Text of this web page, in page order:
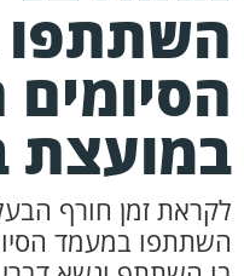
זמן חורף
במעמד